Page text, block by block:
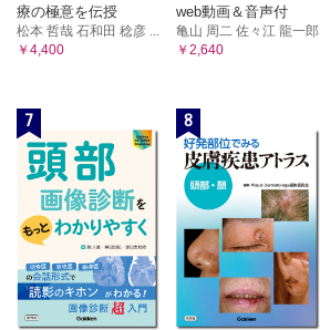
療の極意を伝授
松本 哲哉 石和田 稔彦 ...
￥4,400
web動画＆音声付
亀山 周二 佐々江 龍一郎
￥2,640
7 8